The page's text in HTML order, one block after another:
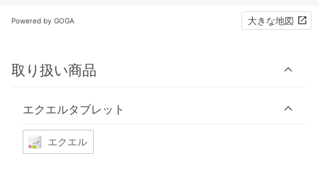
Powered by GOGA 大きな地図
取り扱い商品
エクエルタブレット
エクエル